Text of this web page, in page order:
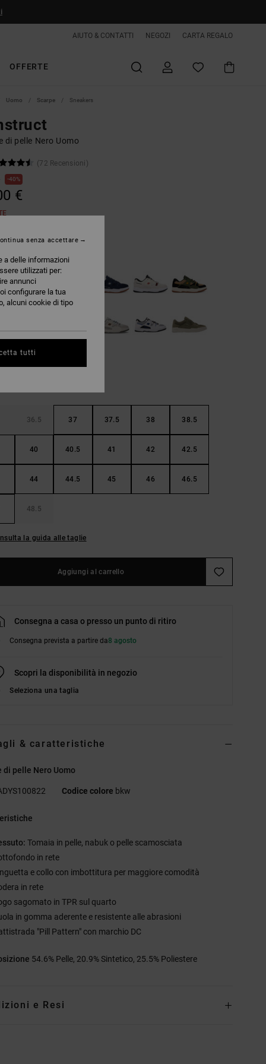
AIUTO & CONTATTI NEGOZI CARTA REGALO
OFFERTE
Uomo Scarpe Sneakers
di pelle Nero Uomo
(72 Recensioni)
40%
€
36.5 37 37.5 38 38.5
40 40.5 41 42 42.5
44 44.5 45 46 46.5
48.5
la guida alle taglie
Aggiungi al carrello
Consegna a casa o presso un punto di ritiro
Consegna prevista a partire da8 agosto
Scopri la disponibilità in negozio
Seleziona una taglia
& caratteristiche
di pelle Nero Uomo
Codice colore bkw
Tomaia in pelle, nabuk o pelle scamosciata
in rete
e collo con imbottitura per maggiore comodità
in rete
sagomato in TPR sul quarto
in gomma aderente e resistente alle abrasioni
"Pill Pattern" con marchio DC
54.6% Pelle, 20.9% Sintetico, 25.5% Poliestere
e Resi
a delle informazioni
utilizzati per:
annunci
configurare la tua
alcuni cookie di tipo
senza accettare
tutti